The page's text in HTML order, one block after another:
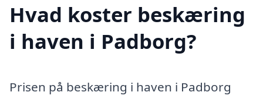
Hvad koster beskæring
i haven i Padborg?
Prisen på beskæring i haven i Padborg